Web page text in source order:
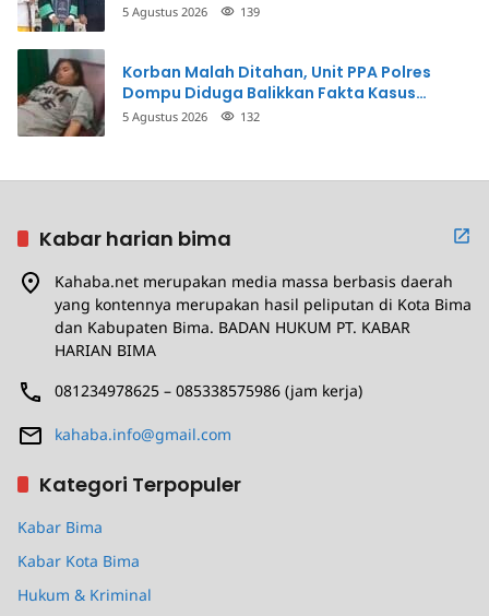
5 Agustus 2026 139
Korban Malah Ditahan, Unit PPA Polres
Dompu Diduga Balikkan Fakta Kasus
Penganiayaan
5 Agustus 2026 132
Kabar harian bima
Kahaba.net merupakan media massa berbasis daerah
yang kontennya merupakan hasil peliputan di Kota Bima
dan Kabupaten Bima. BADAN HUKUM PT. KABAR
HARIAN BIMA
081234978625 – 085338575986 (jam kerja)
kahaba.info@gmail.com
Kategori Terpopuler
Kabar Bima
Kabar Kota Bima
Hukum & Kriminal